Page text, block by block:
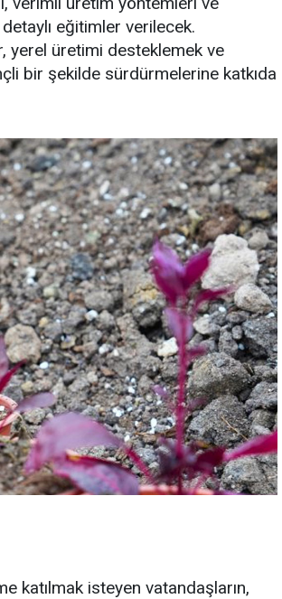
eğitimler verilecek.
yerel üretimi desteklemek ve
bir şekilde sürdürmelerine katkıda
katılmak isteyen vatandaşların,